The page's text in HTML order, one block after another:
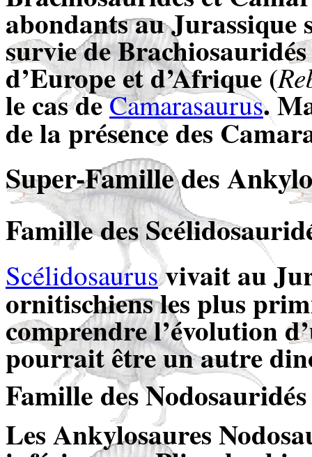
abondants au Jurassique
survie de
d’Europe et d’Afrique (
le cas deCamarasaurus.
de la présence des
Super-Familledes
Familledes
Scélidosaurusvivait au
ornitischiens les plus
comprendre l’évolution
pourrait être un autre
Famille des
Les Ankylosaures